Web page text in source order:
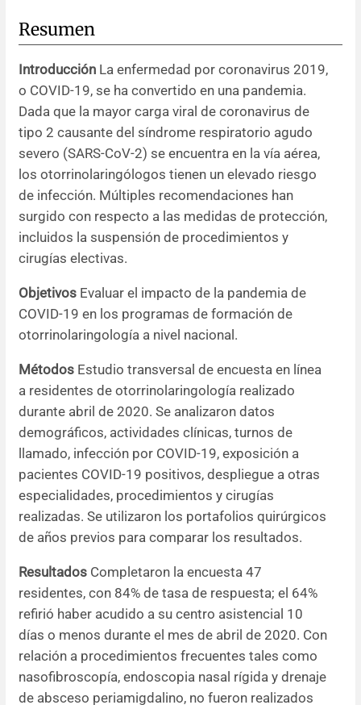
Resumen
Introducción La enfermedad por coronavirus 2019,
o COVID-19, se ha convertido en una pandemia.
Dada que la mayor carga viral de coronavirus de
tipo 2 causante del síndrome respiratorio agudo
severo (SARS-CoV-2) se encuentra en la vía aérea,
los otorrinolaringólogos tienen un elevado riesgo
de infección. Múltiples recomendaciones han
surgido con respecto a las medidas de protección,
incluidos la suspensión de procedimientos y
cirugías electivas.
Objetivos Evaluar el impacto de la pandemia de
COVID-19 en los programas de formación de
otorrinolaringología a nivel nacional.
Métodos Estudio transversal de encuesta en línea
a residentes de otorrinolaringología realizado
durante abril de 2020. Se analizaron datos
demográficos, actividades clínicas, turnos de
llamado, infección por COVID-19, exposición a
pacientes COVID-19 positivos, despliegue a otras
especialidades, procedimientos y cirugías
realizadas. Se utilizaron los portafolios quirúrgicos
de años previos para comparar los resultados.
Resultados Completaron la encuesta 47
residentes, con 84% de tasa de respuesta; el 64%
refirió haber acudido a su centro asistencial 10
días o menos durante el mes de abril de 2020. Con
relación a procedimientos frecuentes tales como
nasofibroscopía, endoscopia nasal rígida y drenaje
de absceso periamigdalino, no fueron realizados